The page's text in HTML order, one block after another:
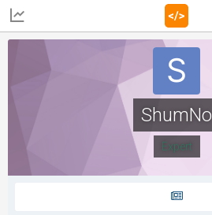
ShumNo
Expert